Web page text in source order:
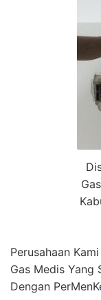
Perusahaan
Gas Medis Yang
Dengan